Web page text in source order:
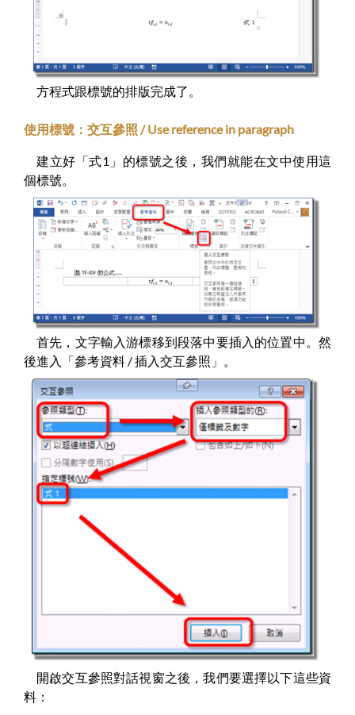
方程式跟標號的排版完成了。
使用標號：交互參照 / Use reference in paragraph
建立好「式1」的標號之後，我們就能在文中使用這
個標號。
首先，文字輸入游標移到段落中要插入的位置中。然
後進入「參考資料 / 插入交互參照」。
開啟交互參照對話視窗之後，我們要選擇以下這些資
料：